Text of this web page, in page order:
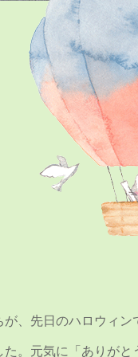
、先日のハロウィン
。元気に「ありが